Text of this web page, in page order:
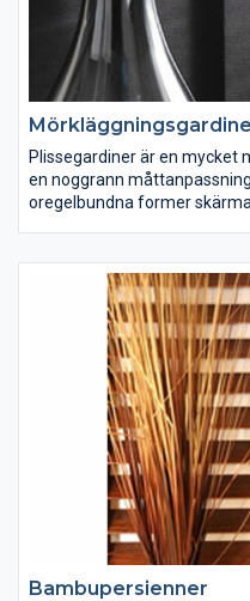
Plissegardiner är en mycket
en noggrann
oregelbundna former
halvrunda. Du kan välja att
lås-mekanism eller så väljer
en av lister som är försedd
Plissegardin kan man även
dra upp listen med handen
Vidare går det även bra att
inbyggda EL-motorer och
fjärrkontroll eller varför inte
system som du kanske
Bambupersienner